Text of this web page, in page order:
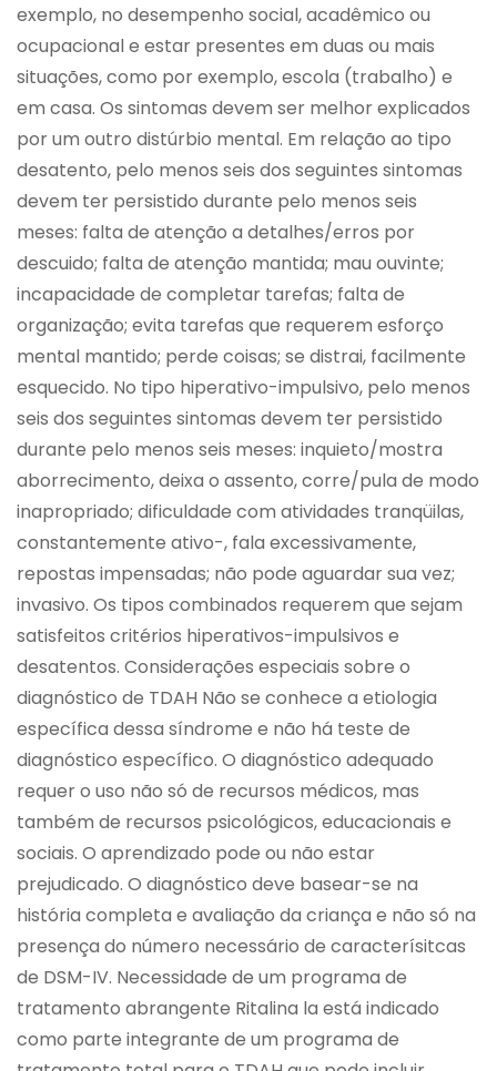
exemplo, no desempenho social, acadêmico ou
ocupacional e estar presentes em duas ou mais
situações, como por exemplo, escola (trabalho) e
em casa. Os sintomas devem ser melhor explicados
por um outro distúrbio mental. Em relação ao tipo
desatento, pelo menos seis dos seguintes sintomas
devem ter persistido durante pelo menos seis
meses: falta de atenção a detalhes/erros por
descuido; falta de atenção mantida; mau ouvinte;
incapacidade de completar tarefas; falta de
organização; evita tarefas que requerem esforço
mental mantido; perde coisas; se distrai, facilmente
esquecido. No tipo hiperativo-impulsivo, pelo menos
seis dos seguintes sintomas devem ter persistido
durante pelo menos seis meses: inquieto/mostra
aborrecimento, deixa o assento, corre/pula de modo
inapropriado; dificuldade com atividades tranqüilas,
constantemente ativo-, fala excessivamente,
repostas impensadas; não pode aguardar sua vez;
invasivo. Os tipos combinados requerem que sejam
satisfeitos critérios hiperativos-impulsivos e
desatentos. Considerações especiais sobre o
diagnóstico de TDAH Não se conhece a etiologia
específica dessa síndrome e não há teste de
diagnóstico específico. O diagnóstico adequado
requer o uso não só de recursos médicos, mas
também de recursos psicológicos, educacionais e
sociais. O aprendizado pode ou não estar
prejudicado. O diagnóstico deve basear-se na
história completa e avaliação da criança e não só na
presença do número necessário de caracterísitcas
de DSM-IV. Necessidade de um programa de
tratamento abrangente Ritalina la está indicado
como parte integrante de um programa de